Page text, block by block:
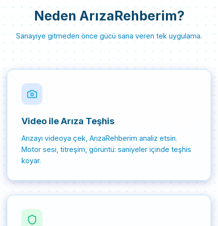
Neden ArızaRehberim?
Sanayiye gitmeden önce gücü sana veren tek uygulama.
Video ile Arıza Teşhis
Arızayı videoya çek, ArızaRehberim analiz etsin.
Motor sesi, titreşim, görüntü: saniyeler içinde teşhis
koyar.